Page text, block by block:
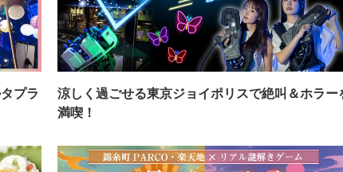
プラ
涼しく過ごせる東京ジョイポリスで絶叫＆ホラー
満喫！